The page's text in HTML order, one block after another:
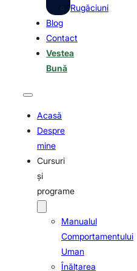
Rugăciuni
Blog
Contact
Vestea
Bună
Acasă
Despre
mine
Cursuri
şi
programe
Manualul
Comportamentului
Uman
Înălţarea